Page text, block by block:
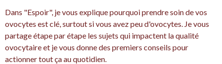
Dans "Espoir", je vous explique pourquoi prendre soin de vos
ovocytes est clé, surtout si vous avez peu d'ovocytes. Je vous
partage étape par étape les sujets qui impactent la qualité
ovocytaire et je vous donne des premiers conseils pour
actionner tout ça au quotidien.